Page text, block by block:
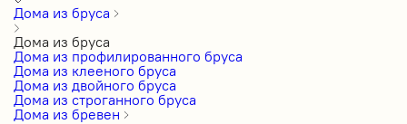
Дома из бруса
Дома из бруса
Дома из профилированного бруса
Дома из клееного бруса
Дома из двойного бруса
Дома из строганного бруса
Дома из бревен